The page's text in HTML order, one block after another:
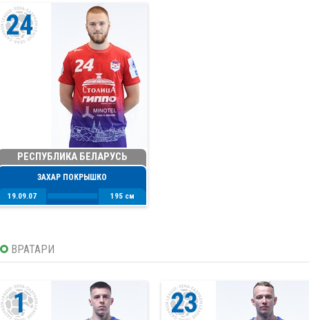
24
РЕСПУБЛИКА БЕЛАРУСЬ
ЗАХАР ПОКРЫШКО
19.09.07 195 см
ВРАТАРИ
1 23